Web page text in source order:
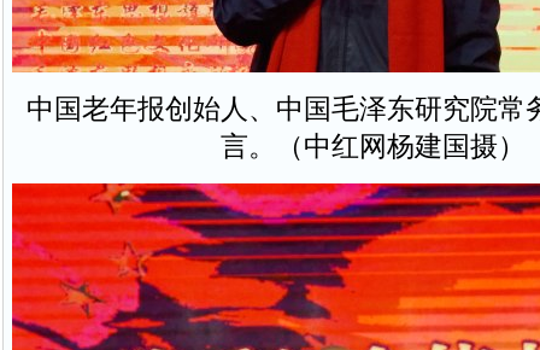
中国老年报创始人、中国毛泽东研究院常
言。（中红网杨建国摄）